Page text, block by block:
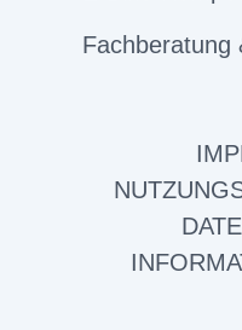
Fachberatung